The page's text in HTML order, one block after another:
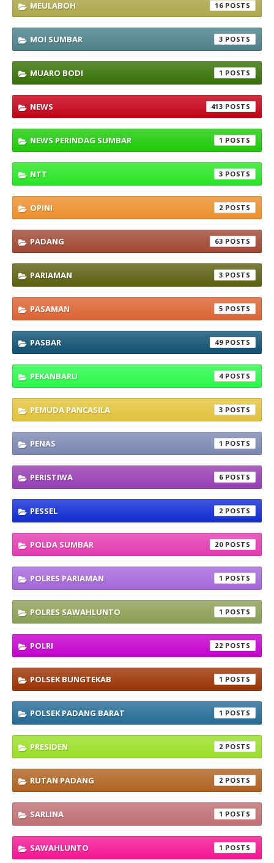
MEULABOH 16
MOI SUMBAR 3
MUARO BODI 1
NEWS 413
NEWS PERINDAG SUMBAR 1
NTT 3
OPINI 2
PADANG 63
PARIAMAN 3
PASAMAN 5
PASBAR 49
PEKANBARU 4
PEMUDA PANCASILA 3
PENAS 1
PERISTIWA 6
PESSEL 2
POLDA SUMBAR 20
POLRES PARIAMAN 1
POLRES SAWAHLUNTO 1
POLRI 22
POLSEK BUNGTEKAB 1
POLSEK PADANG BARAT 1
PRESIDEN 2
RUTAN PADANG 2
SARLINA 1
SAWAHLUNTO 1